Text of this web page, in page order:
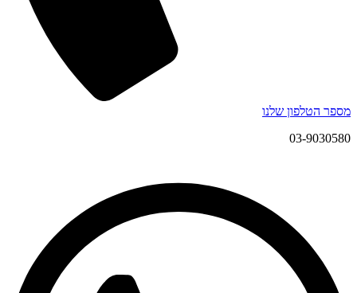
מספר הטלפון שלנו
03-9030580